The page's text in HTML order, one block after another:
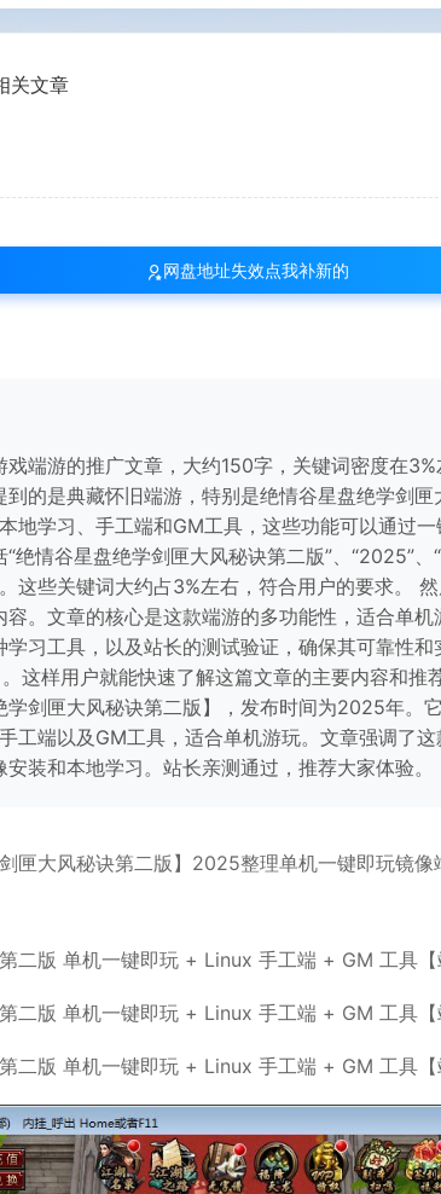
关文章
网盘地址失效点我补新的
端游的推广文章，大约150字，关键词密度在
到的是典藏怀旧端游，特别是绝情谷星盘绝学剑
地学习、手工端和GM工具，这些功能可以通过一
绝情谷星盘绝学剑匣大风秘诀第二版”、“2025”、
。这些关键词大约占3%左右，符合用户的要求。
。文章的核心是这款端游的多功能性，适合单
习工具，以及站长的测试验证，确保其可靠性
这样用户就能快速了解这篇文章的主要内容和
剑匣大风秘诀第二版】，发布时间为2025年。
工端以及GM工具，适合单机游玩。文章强调了
装和本地学习。站长亲测通过，推荐大家体验。
匣大风秘诀第二版】2025整理单机一键即玩镜像